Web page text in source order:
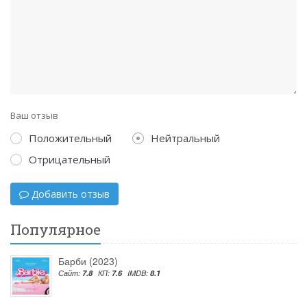
Ваш отзыв
Положительный
Нейтральный
Отрицательный
Добавить отзыв
Популярное
Барби (2023)
Сайт: 7.8 КП: 7.6 IMDB: 8.1